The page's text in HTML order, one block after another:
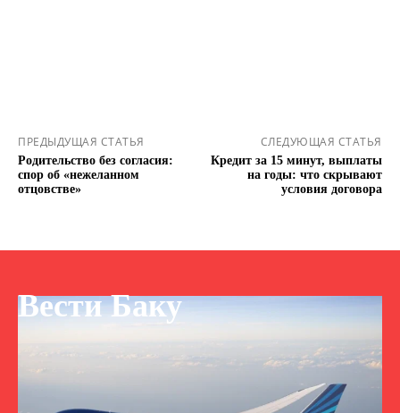
ПРЕДЫДУЩАЯ СТАТЬЯ
Родительство без согласия:
спор об «нежеланном
отцовстве»
СЛЕДУЮЩАЯ СТАТЬЯ
Кредит за 15 минут, выплаты
на годы: что скрывают
условия договора
Вести Баку